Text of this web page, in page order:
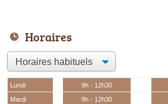
Horaires
Lundi 9h - 12h30
Mardi
9h - 12h30